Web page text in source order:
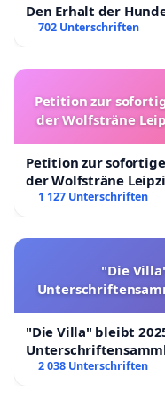
Den Erhalt der
702 Unterschriften
Petition zur
der Wolfsträne
Petition zur
der Wolfsträne
1 127 Unterschriften
"Die
"Die Villa" bleibt
2 038 Unterschriften